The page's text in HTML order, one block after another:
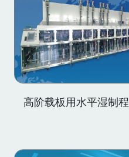
高阶载板用水平湿制程